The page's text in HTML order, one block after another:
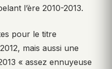
l’ère 2010-2013.
pour le titre
mais aussi une
« assez ennuyeuse